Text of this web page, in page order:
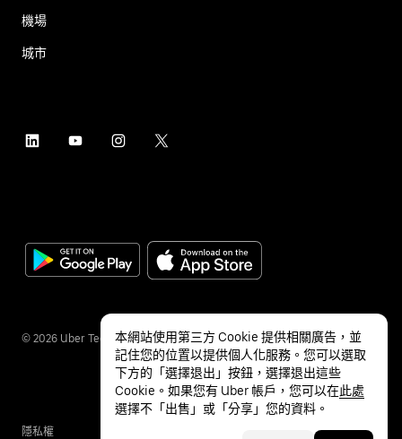
機場
城市
© 2026 Uber Technologies Inc.
隱私權
本網站使用第三方 Cookie 提供相關廣告，並
記住您的位置以提供個人化服務。您可以選取
下方的「選擇退出」按鈕，選擇退出這些
Cookie。如果您有 Uber 帳戶，您可以在此處
選擇不「出售」或「分享」您的資料。